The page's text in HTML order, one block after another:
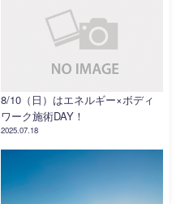
8/10（日）はエネルギー×ボディ
ワーク施術DAY！
2025.07.18